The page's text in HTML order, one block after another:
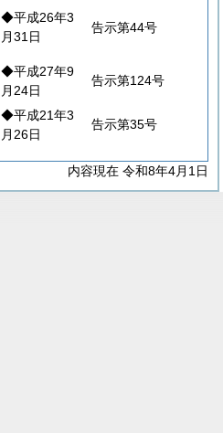
◆平成26年3
月31日
告示第44号
◆平成27年9
月24日
告示第124号
◆平成21年3
月26日
告示第35号
内容現在 令和8年4月1日